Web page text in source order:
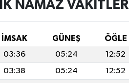
NAMAZ VAKITLERI
İMSAK GÜNEŞ ÖĞLE
03:36 05:24 12:52
03:38 05:24 12:52